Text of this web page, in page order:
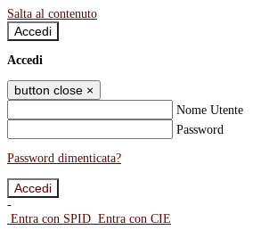
Salta al contenuto
Accedi
Accedi
button close ×
Nome Utente
Password
Password dimenticata?
-
Entra con SPID Entra con CIE